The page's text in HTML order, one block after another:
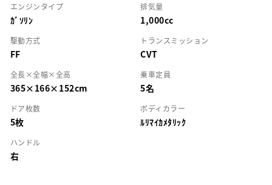
エンジンタイプ
ｶﾞｿﾘﾝ
排気量
1,000cc
駆動方式
FF
トランスミッション
CVT
全長×全幅×全高
365×166×152cm
乗車定員
5名
ドア枚数
5枚
ボディカラー
ﾙﾘﾏｲｶﾒﾀﾘｯｸ
ハンドル
右